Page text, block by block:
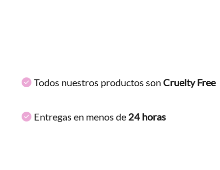
Todos nuestros productos son Cruelty Free
Entregas en menos de 24 horas